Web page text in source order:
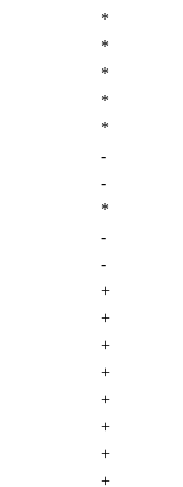
*
*
*
*
*
-
-
*
-
-
+
+
+
+
+
+
+
+